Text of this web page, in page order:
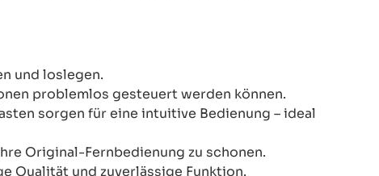
und loslegen.
problemlos gesteuert werden können.
sorgen für eine intuitive Bedienung – ideal
Original-Fernbedienung zu schonen.
Qualität und zuverlässige Funktion.